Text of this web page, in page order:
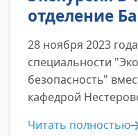
отделение
28 ноября 2023
специальности
безопасность"
кафедрой
отделение Банка
Читать полностью